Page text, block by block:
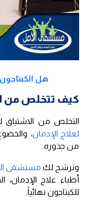
هل
كيف تتخلص من
التخلص من الاشتياق
لعلاج الإدمان،
من جذوره.
ونرشح لك مستشفى
أطباء علاج الإدمان،
للكبتاجون نهائياً.